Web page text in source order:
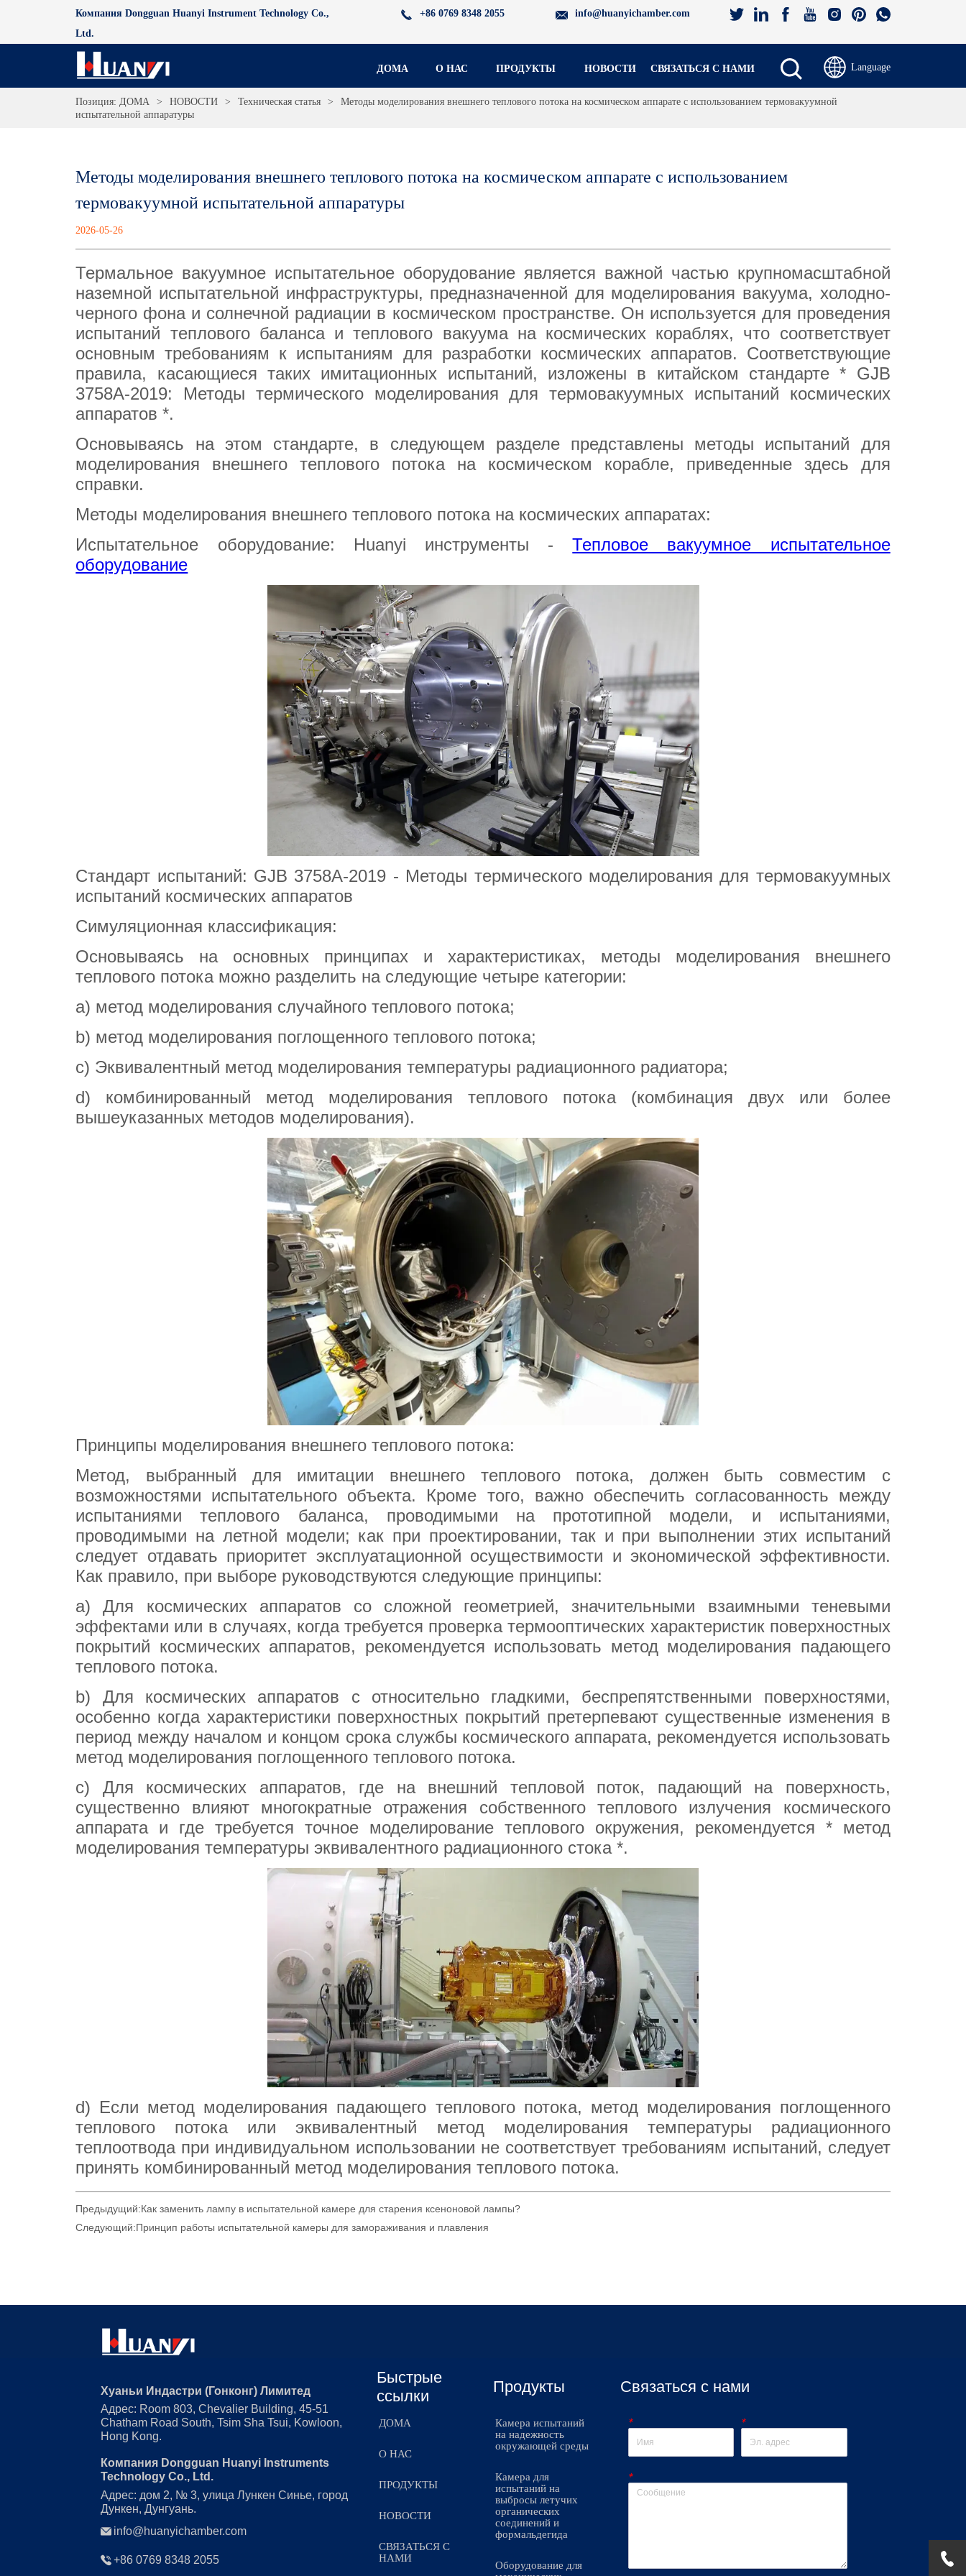
Компания Dongguan Huanyi Instrument Technology Co.,
Ltd.
+86 0769 8348 2055 info@huanyichamber.com
ДОМА О НАС ПРОДУКТЫ НОВОСТИ СВЯЗАТЬСЯ С НАМИ Language
Позиция: ДОМА > НОВОСТИ > Техническая статья >
Методы моделирования внешнего теплового потока на космическом аппарате с использованием термовакуумной
испытательной аппаратуры
Методы моделирования внешнего теплового потока на космическом аппарате с использованием
термовакуумной испытательной аппаратуры
2026-05-26
Предыдущий:Как заменить лампу в испытательной камере для старения ксеноновой лампы?
Следующий:Принцип работы испытательной камеры для замораживания и плавления
Хуаньи Индастри (Гонконг) Лимитед
Адрес: Room 803, Chevalier Building, 45-51
Chatham Road South, Tsim Sha Tsui, Kowloon,
Hong Kong.
Компания Dongguan Huanyi Instruments
Technology Co., Ltd.
Адрес: дом 2, № 3, улица Лункен Синье, город
Дункен, Дунгуань.
info@huanyichamber.com
+86 0769 8348 2055
Быстрые
ссылки
ДОМА
О НАС
ПРОДУКТЫ
НОВОСТИ
СВЯЗАТЬСЯ С
НАМИ
Продукты
Камера испытаний
на надежность
окружающей среды
Камера для
испытаний на
выбросы летучих
органических
соединений и
формальдегида
Оборудование для
Связаться с нами
* *
*